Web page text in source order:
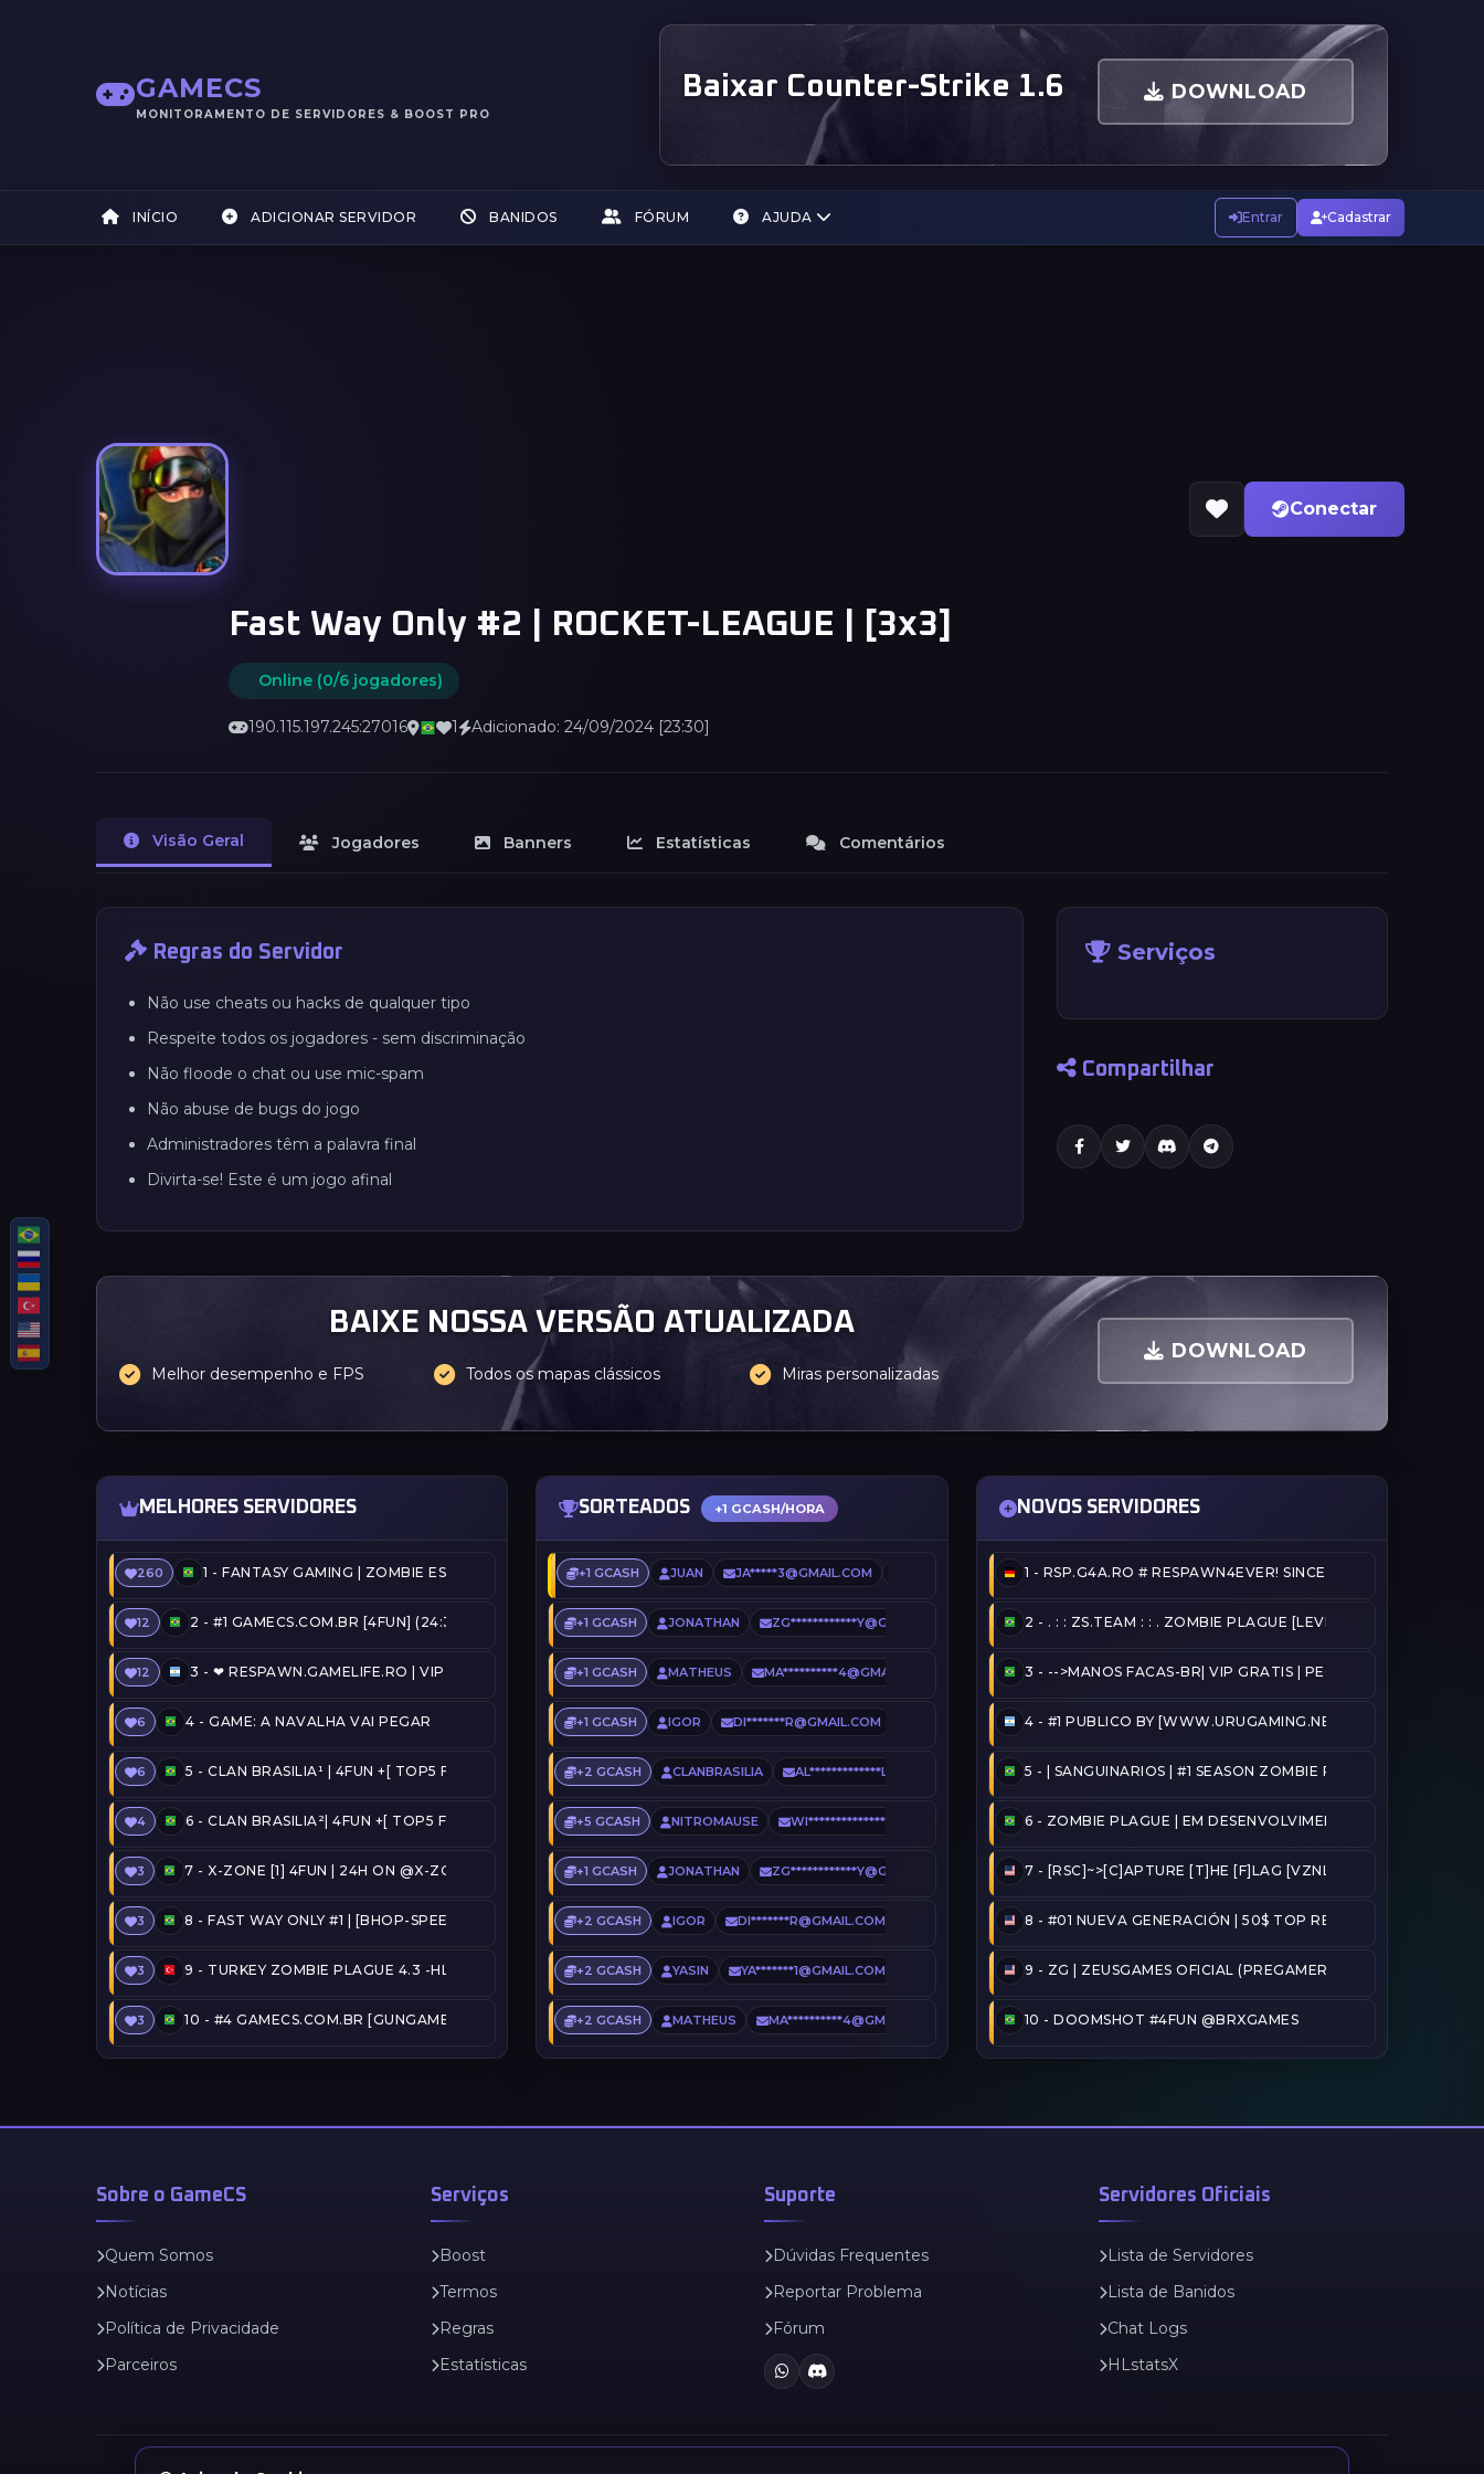
GAMECS
MONITORAMENTO DE SERVIDORES & BOOST PRO
Baixar Counter-Strike 1.6 DOWNLOAD
INÍCIO ADICIONAR SERVIDOR BANIDOS FÓRUM AJUDA Entrar Cadastrar
Fast Way Only #2 | ROCKET-LEAGUE | [3x3]
Online (0/6 jogadores)
190.115.197.245:27016 1 Adicionado: 24/09/2024 [23:30]
Conectar
Visão Geral Jogadores Banners Estatísticas Comentários
Regras do Servidor
Não use cheats ou hacks de qualquer tipo
Respeite todos os jogadores - sem discriminação
Não floode o chat ou use mic-spam
Não abuse de bugs do jogo
Administradores têm a palavra final
Divirta-se! Este é um jogo afinal
Serviços
Compartilhar
BAIXE NOSSA VERSÃO ATUALIZADA
Melhor desempenho e FPS Todos os mapas clássicos Miras personalizadas
DOWNLOAD
MELHORES SERVIDORES
260 1 - FANTASY GAMING | ZOMBIE ESCAPE | FREEVIP+CSO+EVENTS
12 2 - #1 GAMECS.COM.BR [4FUN] (24:33) @SERVERSBR.NET
12 3 - ❤ RESPAWN.GAMELIFE.RO | VIP FREE | STEAM ON = VIP ❤
6 4 - GAME: A NAVALHA VAI PEGAR
6 5 - CLAN BRASILIA¹ | 4FUN +[ TOP5 FREE ADMIN + COMPETITIVE] | @MAXIGAMES
4 6 - CLAN BRASILIA²| 4FUN +[ TOP5 FREE ADMIN + COMPETITIVE] | @MAXIGAMES
3 7 - X-ZONE [1] 4FUN | 24H ON @X-ZONE
3 8 - FAST WAY ONLY #1 | [BHOP-SPEEDRUN] [TOP15, RECORDBOT]
3 9 - TURKEY ZOMBIE PLAGUE 4.3 -HLPLAYER.COM
3 10 - #4 GAMECS.COM.BR [GUNGAME] (22:53) @SERVERSBR.NET
SORTEADOS +1 GCASH/HORA
+1 GCASH JUAN JA*****3@GMAIL.COM 4 HORAS ATRÁS
+1 GCASH JONATHAN ZG************Y@GMAIL.COM 9 HORAS ATRÁS
+1 GCASH MATHEUS MA**********4@GMAIL.COM 14 HORAS ATRÁS
+1 GCASH IGOR DI*******R@GMAIL.COM 19 HORAS ATRÁS
+2 GCASH CLANBRASILIA AL*************L@GMAIL.COM 1 DIA ATRÁS
+5 GCASH NITROMAUSE WI***************2@GMAIL.COM 1 DIA ATRÁS
+1 GCASH JONATHAN ZG************Y@GMAIL.COM 1 DIA ATRÁS
+2 GCASH IGOR DI*******R@GMAIL.COM
+2 GCASH YASIN YA*******1@GMAIL.COM
+2 GCASH MATHEUS MA**********4@GMAIL.COM 2 DIAS ATRÁS
NOVOS SERVIDORES
1 - RSP.G4A.RO # RESPAWN4EVER! SINCE 2020!
2 - . : : ZS.TEAM : : . ZOMBIE PLAGUE [LEVELS & UP]
3 - -->MANOS FACAS-BR| VIP GRATIS | PEGA BANDEIRA - TAG
4 - #1 PUBLICO BY [WWW.URUGAMING.NET]
5 - | SANGUINARIOS | #1 SEASON ZOMBIE PLAGUE@2026/
6 - ZOMBIE PLAGUE | EM DESENVOLVIMENTO
7 - [RSC]~>[C]APTURE [T]HE [F]LAG [VZNLA]
8 - #01 NUEVA GENERACIÓN | 50$ TOP REINICIADO
9 - ZG | ZEUSGAMES OFICIAL (PREGAMER)
10 -DOOMSHOT #4FUN @BRXGAMES
Sobre o GameCS
Quem Somos
Notícias
Política de Privacidade
Parceiros
Serviços
Boost
Termos
Regras
Estatísticas
Suporte
Dúvidas Frequentes
Reportar Problema
Fórum
Servidores Oficiais
Lista de Servidores
Lista de Banidos
Chat Logs
HLstatsX